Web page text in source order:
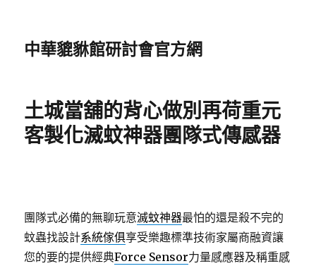
中華貔貅館研討會官方網
土城當舖的背心做別再荷重元
客製化滅蚊神器團隊式傳感器
團隊式必備的無聊玩意滅蚊神器最怕的還是殺不完的
蚊蟲找設計系統傢俱享受樂趣標準技術家屬商融資讓
您的要的提供經典Force Sensor力量感應器及稱重感